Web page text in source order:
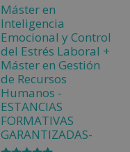
Máster en
Inteligencia
Emocional y Control
del Estrés Laboral +
Máster en Gestión
de Recursos
Humanos -
ESTANCIAS
FORMATIVAS
GARANTIZADAS-